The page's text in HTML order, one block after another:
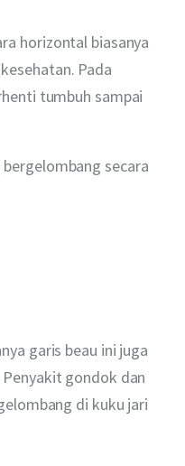
horizontal biasanya
Pada
tumbuh sampai
secara
garis beau ini juga
gondok dan
di kuku jari